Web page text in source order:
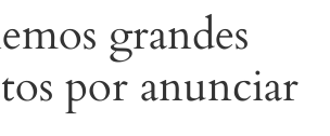
grandes
por anunciar